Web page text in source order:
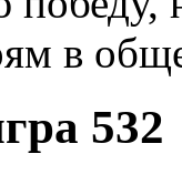
в
532